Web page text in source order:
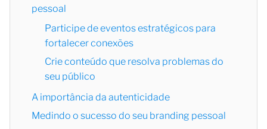
pessoal
Participe de eventos estratégicos para
fortalecer conexões
Crie conteúdo que resolva problemas do
seu público
A importância da autenticidade
Medindo o sucesso do seu branding pessoal